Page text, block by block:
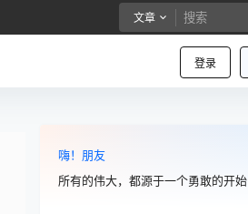
文章
登录
嗨！朋友
所有的伟大，都源于一个勇敢的开始